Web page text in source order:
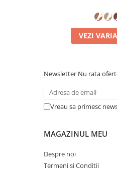
VEZI
Newsletter Nu rata
Vreau sa primesc
MAGAZINUL MEU
Despre noi
Termeni si Conditii